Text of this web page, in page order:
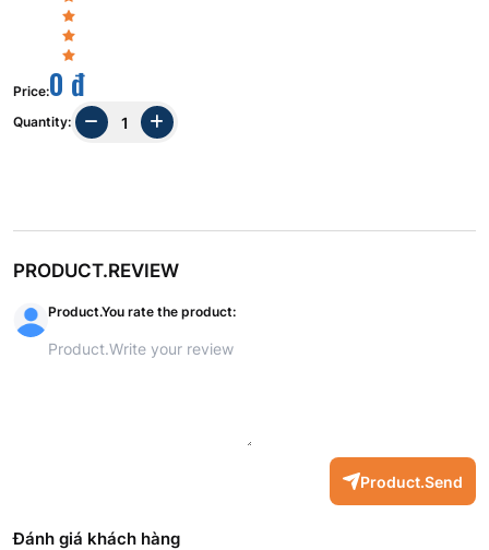
Price:0 đ
Quantity:
PRODUCT.REVIEW
Product.You rate the product:
Product.Send
Đánh giá khách hàng